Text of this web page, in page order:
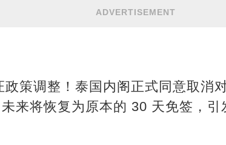
ADVERTISEMENT
策调整！泰国内阁正式同意取消
来将恢复为原本的 30 天免签，